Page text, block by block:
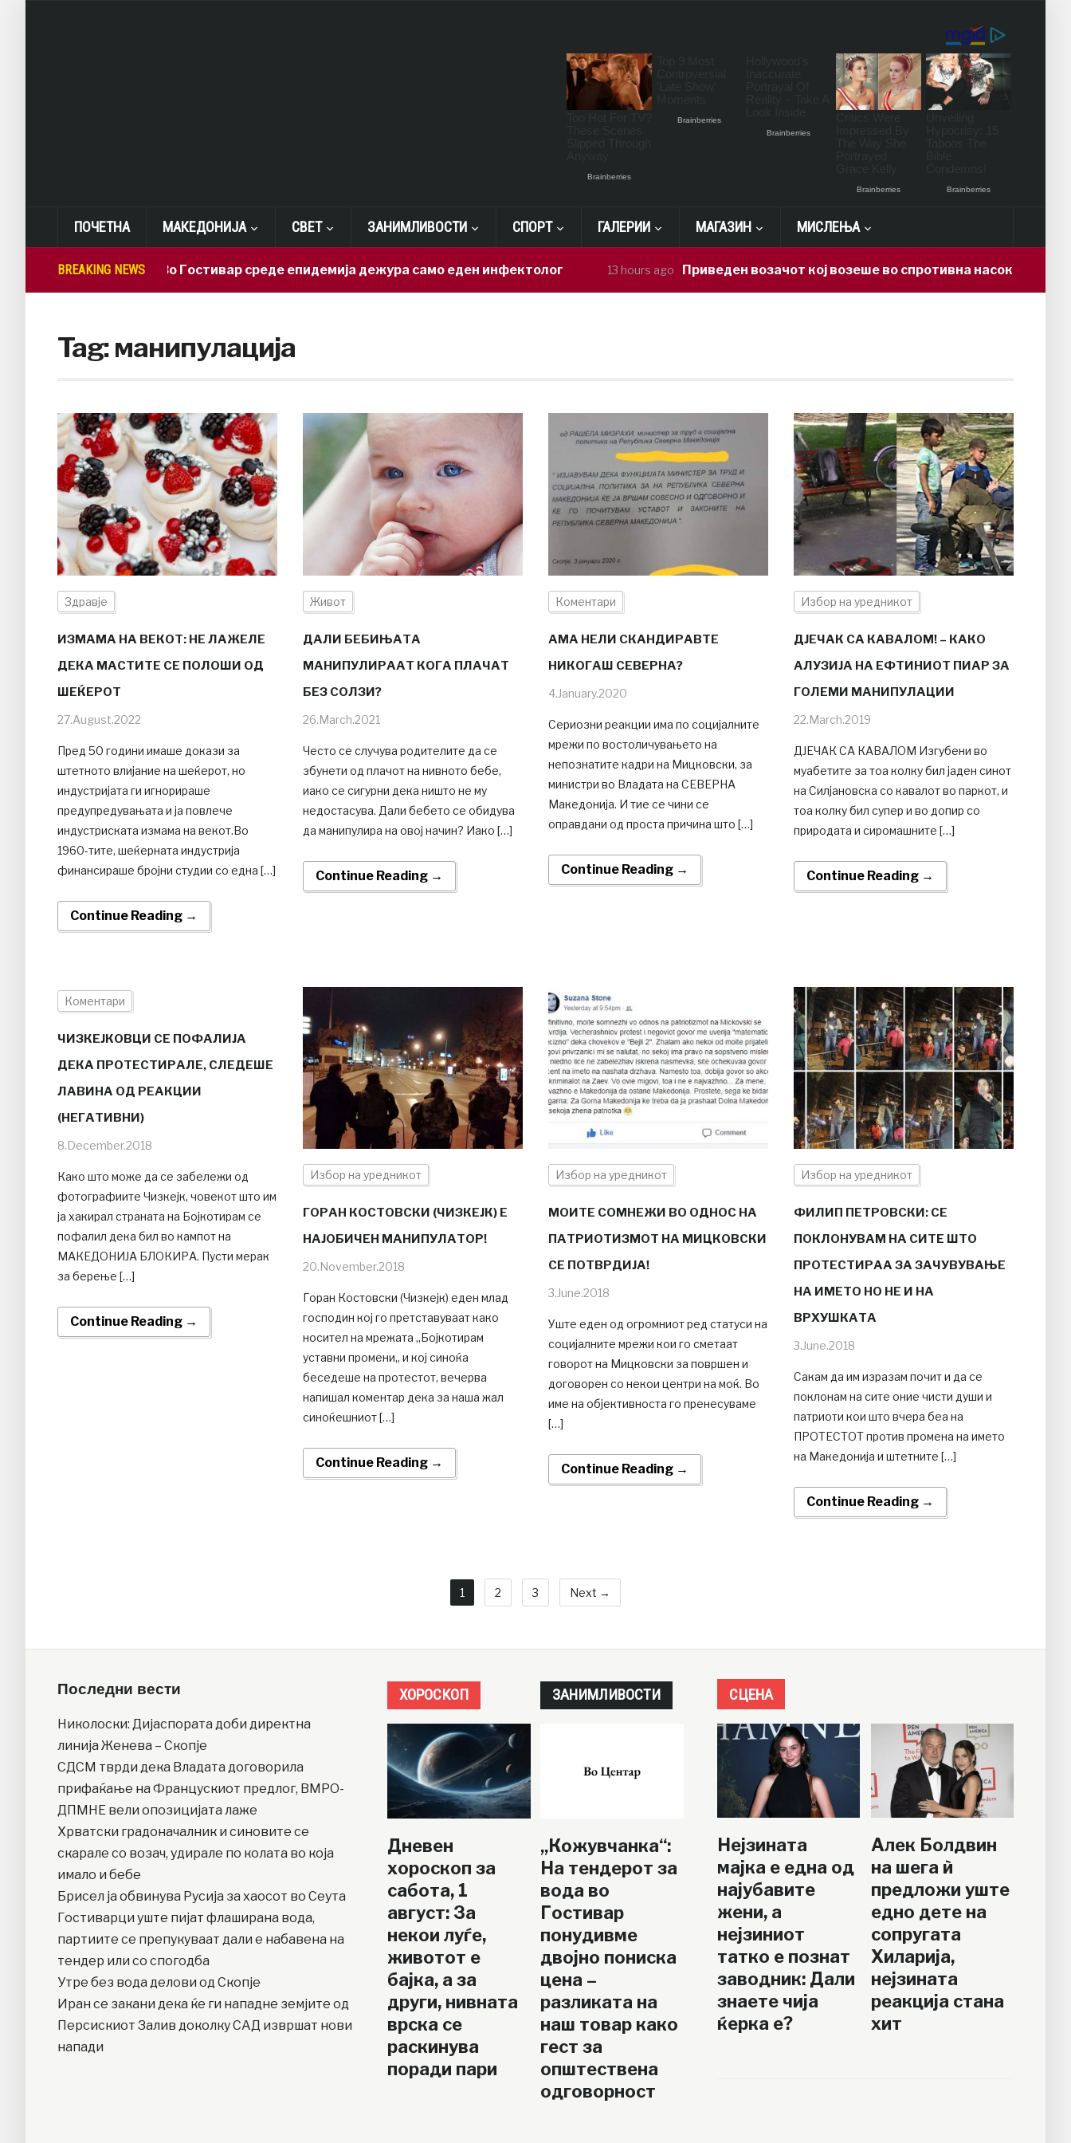
ПОЧЕТНА МАКЕДОНИЈА СВЕТ ЗАНИМЛИВОСТИ СПОРТ ГАЛЕРИИ МАГАЗИН МИСЛЕЊА
BREAKING NEWS
СДСМ: Во Гостивар среде епидемија дежура само еден инфектолог 13 hours ago Приведен возачот кој возеше во спротивна насока на
Tag:манипулација
Здравје
ИЗМАМА НА ВЕКОТ: НЕ ЛАЖЕЛЕ
ДЕКА МАСТИТЕ СЕ ПОЛОШИ ОД
ШЕЌЕРОТ
27.August.2022
Пред 50 години имаше докази за
штетното влијание на шеќерот, но
индустријата ги игнорираше
предупредувањата и ја повлече
индустриската измама на векот.Во
1960-тите, шеќерната индустрија
финансираше бројни студии со една […]
Continue Reading →
Живот
ДАЛИ БЕБИЊАТА
МАНИПУЛИРААТ КОГА ПЛАЧАТ
БЕЗ СОЛЗИ?
26.March.2021
Често се случува родителите да се
збунети од плачот на нивното бебе,
иако се сигурни дека ништо не му
недостасува. Дали бебето се обидува
да манипулира на овој начин? Иако […]
Continue Reading →
Коментари
АМА НЕЛИ СКАНДИРАВТЕ
НИКОГАШ СЕВЕРНА?
4.January.2020
Сериозни реакции има по социјалните
мрежи по востоличувањето на
непознатите кадри на Мицковски, за
министри во Владата на СЕВЕРНА
Македонија. И тие се чини се
оправдани од проста причина што […]
Continue Reading →
Избор на уредникот
ДЈЕЧАК СА КАВАЛОМ! – КАКО
АЛУЗИЈА НА ЕФТИНИОТ ПИАР ЗА
ГОЛЕМИ МАНИПУЛАЦИИ
22.March.2019
ДЈЕЧАК СА КАВАЛОМ Изгубени во
муабетите за тоа колку бил јаден синот
на Силјановска со кавалот во паркот, и
тоа колку бил супер и во допир со
природата и сиромашните […]
Continue Reading →
Коментари
ЧИЗКЕЈКОВЦИ СЕ ПОФАЛИЈА
ДЕКА ПРОТЕСТИРАЛЕ, СЛЕДЕШЕ
ЛАВИНА ОД РЕАКЦИИ
(НЕГАТИВНИ)
8.December.2018
Како што може да се забележи од
фотографиите Чизкејк, човекот што им
ја хакирал страната на Бојкотирам се
пофалил дека бил во кампот на
МАКЕДОНИЈА БЛОКИРА. Пусти мерак
за берење […]
Continue Reading →
Избор на уредникот
ГОРАН КОСТОВСКИ (ЧИЗКЕЈК) Е
НАЈОБИЧЕН МАНИПУЛАТОР!
20.November.2018
Горан Костовски (Чизкејк) еден млад
господин кој го претставуваат како
носител на мрежата „Бојкотирам
уставни промени„ и кој синоќа
беседеше на протестот, вечерва
напишал коментар дека за наша жал
синоќешниот […]
Continue Reading →
Избор на уредникот
МОИТЕ СОМНЕЖИ ВО ОДНОС НА
ПАТРИОТИЗМОТ НА МИЦКОВСКИ
СЕ ПОТВРДИЈА!
3.June.2018
Уште еден од огромниот ред статуси на
социјалните мрежи кои го сметаат
говорот на Мицковски за површен и
договорен со некои центри на моќ. Во
име на објективноста го пренесуваме
[…]
Continue Reading →
Избор на уредникот
ФИЛИП ПЕТРОВСКИ: СЕ
ПОКЛОНУВАМ НА СИТЕ ШТО
ПРОТЕСТИРАА ЗА ЗАЧУВУВАЊЕ
НА ИМЕТО НО НЕ И НА
ВРХУШКАТА
3.June.2018
Сакам да им изразам почит и да се
поклонам на сите оние чисти души и
патриоти кои што вчера беа на
ПРОТЕСТОТ против промена на името
на Македонија и штетните […]
Continue Reading →
1 2 3 Next →
Последни вести
Николоски: Дијаспората доби директна
линија Женева – Скопје
СДСМ тврди дека Владата договорила
прифаќање на Францускиот предлог, ВМРО-
ДПМНЕ вели опозицијата лаже
Хрватски градоначалник и синовите се
скарале со возач, удирале по колата во која
имало и бебе
Брисел ја обвинува Русија за хаосот во Сеута
Гостиварци уште пијат флаширана вода,
партиите се препукуваат дали е набавена на
тендер или со спогодба
Утре без вода делови од Скопје
Иран се закани дека ќе ги нападне земјите од
Персискиот Залив доколку САД извршат нови
напади
ХОРОСКОП
Дневен
хороскоп за
сабота, 1
август: За
некои луѓе,
животот е
бајка, а за
други, нивната
врска се
раскинува
поради пари
ЗАНИМЛИВОСТИ
„Кожувчанка“:
На тендерот за
вода во
Гостивар
понудивме
двојно пониска
цена –
разликата на
наш товар како
гест за
општествена
одговорност
СЦЕНА
Нејзината
мајка е една од
најубавите
жени, а
нејзиниот
татко е познат
заводник: Дали
знаете чија
ќерка е?
Алек Болдвин
на шега ѝ
предложи уште
едно дете на
сопругата
Хиларија,
нејзината
реакција стана
хит